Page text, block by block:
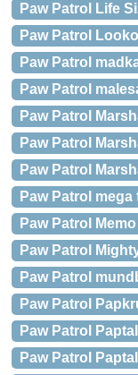
Paw Patrol Life
Paw Patrol
Paw Patrol
Paw Patrol
Paw Patrol
Paw Patrol
Paw Patrol
Paw Patrol
Paw Patrol Memo
Paw Patrol
Paw Patrol
Paw Patrol
Paw Patrol
Paw Patrol